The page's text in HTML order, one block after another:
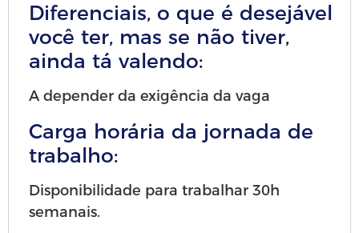
Diferenciais, o que é desejável
você ter, mas se não tiver,
ainda tá valendo:
A depender da exigência da vaga
Carga horária da jornada de
trabalho:
Disponibilidade para trabalhar 30h
semanais.